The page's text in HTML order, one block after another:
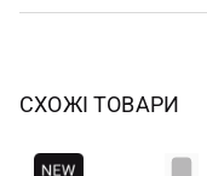
СХОЖІ ТОВАРИ